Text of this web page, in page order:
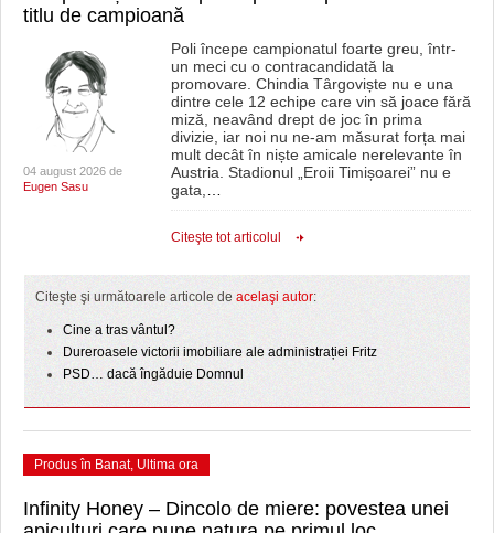
titlu de campioană
04 august 2026 de
Eugen Sasu
Poli începe campionatul foarte greu, într-
un meci cu o contracandidată la
promovare. Chindia Târgoviște nu e una
dintre cele 12 echipe care vin să joace fără
miză, neavând drept de joc în prima
divizie, iar noi nu ne-am măsurat forța mai
mult decât în niște amicale nerelevante în
Austria. Stadionul „Eroii Timișoarei” nu e
gata,…
Citeşte tot articolul
Citeşte şi următoarele articole de acelaşi autor:
Cine a tras vântul?
Dureroasele victorii imobiliare ale administrației Fritz
PSD… dacă îngăduie Domnul
Produs în Banat, Ultima ora
Infinity Honey – Dincolo de miere: povestea unei